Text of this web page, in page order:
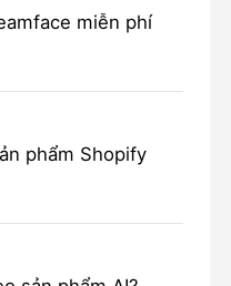
miễn phí
phẩm Shopify